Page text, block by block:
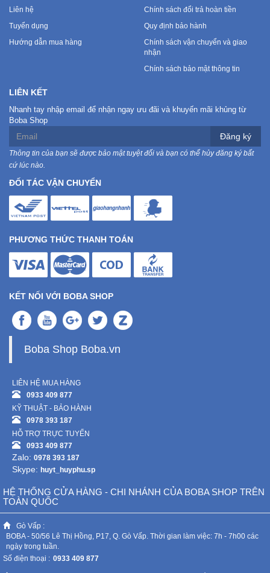
Liên hệ
Tuyển dụng
Hướng dẫn mua hàng
Chính sách đổi trả hoàn tiền
Quy định bảo hành
Chính sách vận chuyển và giao
nhận
Chính sách bảo mật thông tin
LIÊN KẾT
Nhanh tay nhập email để nhận ngay ưu đãi và khuyến mãi khủng từ
Boba Shop
Đăng ký
Thông tin của bạn sẽ được bảo mật tuyệt đối và bạn có thể hủy đăng ký bất
cứ lúc nào.
ĐỐI TÁC VẬN CHUYỂN
PHƯƠNG THỨC THANH TOÁN
KẾT NỐI VỚI BOBA SHOP
Boba Shop Boba.vn
LIÊN HỆ MUA HÀNG
0933 409 877
KỸ THUẬT - BẢO HÀNH
0978 393 187
HỖ TRỢ TRỰC TUYẾN
0933 409 877
Zalo: 0978 393 187
Skype: huyt_huyphu.sp
HỆ THỐNG CỬA HÀNG - CHI NHÁNH CỦA BOBA SHOP TRÊN
TOÀN QUỐC
Gò Vấp :
BOBA - 50/56 Lê Thị Hồng, P17, Q. Gò Vấp. Thời gian làm việc: 7h - 7h00 các
ngày trong tuần.
Số điện thoại : 0933 409 877